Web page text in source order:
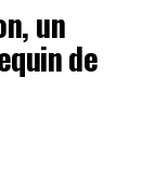
un
de